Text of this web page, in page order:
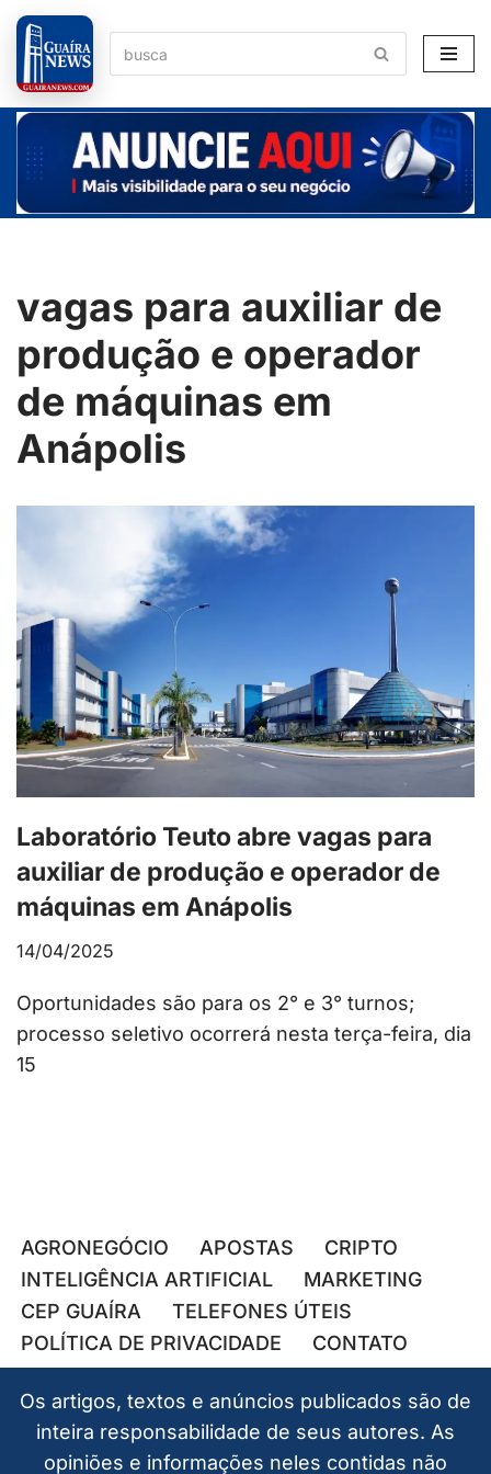
Pular
para
o
conteúdo
vagas para auxiliar de
produção e operador
de máquinas em
Anápolis
Laboratório Teuto abre vagas para
auxiliar de produção e operador de
máquinas em Anápolis
14/04/2025
Oportunidades são para os 2° e 3° turnos;
processo seletivo ocorrerá nesta terça-feira, dia
15
AGRONEGÓCIO APOSTAS
CRIPTO
INTELIGÊNCIA ARTIFICIAL
MARKETING
CEP GUAÍRA
TELEFONES ÚTEIS
POLÍTICA DE PRIVACIDADE
CONTATO
Os artigos, textos e anúncios publicados são de
inteira responsabilidade de seus autores. As
opiniões e informações neles contidas não